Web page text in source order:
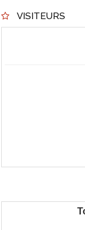
VISITEURS